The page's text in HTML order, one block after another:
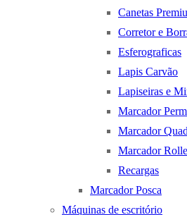
Canetas
Corretor e
Esferograficas
Lapis Carvão
Lapiseiras e
Marcador
Marcador
Marcador
Recargas
Marcador Posca
Máquinas de escritório